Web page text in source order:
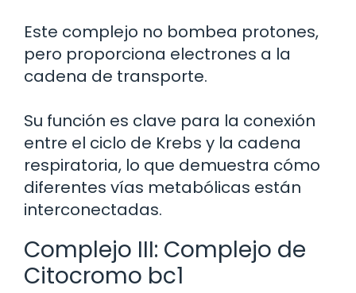
Este complejo no bombea protones,
pero proporciona electrones a la
cadena de transporte.
Su función es clave para la conexión
entre el ciclo de Krebs y la cadena
respiratoria, lo que demuestra cómo
diferentes vías metabólicas están
interconectadas.
Complejo III: Complejo de
Citocromo bc1